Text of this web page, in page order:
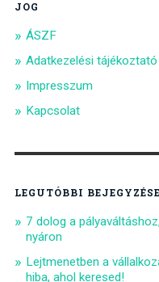
JOG
ÁSZF
Adatkezelési tájékoztató
Impresszum
Kapcsolat
LEGUTÓBBI
7 dolog a
nyáron
Lejtmenetben a
hiba, ahol keresed!